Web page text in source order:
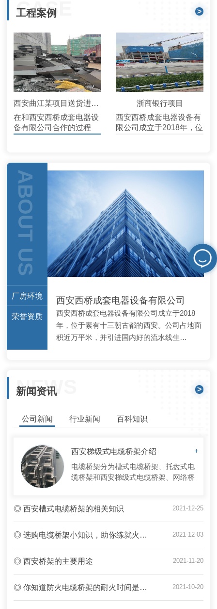
CASE
工程案例 >
西安曲江某项目送货进场...
在和西安西桥成套电器设
备有限公司合作的过程
浙商银行项目
西安西桥成套电器设备有
限公司成立于2018年，位
架，母线槽，配电箱等专
业厂家。 公司拥有...
ABOUT US
厂房环境
荣誉资质
西安西桥成套电器设备有限公司
西安西桥成套电器设备有限公司成立于2018
年，位于素有十三朝古都的西安。公司占地面
积近万平米，并引进国内好的流水线生…
NEWS
新闻资讯 >
公司新闻 行业新闻 百科知识
西安梯级式电缆桥架介绍
+
电缆桥架分为槽式电缆桥架、托盘式电
缆桥架和西安梯级式电缆桥架、网络桥
种建筑物和管廊支架上，体现结构简
单、造型美观、配置灵活和维修方便等
特点，全部零件均需进行镀锌处理，安
装在建筑物外露天的桥架，如果是在邻
缆桥架材质必...
◎ 西安槽式电缆桥架的相关知识 2021-12-25
◎ 选购电缆桥架小知识，助你练就火眼金睛 2021-12-03
◎ 西安桥架的主要用途 2021-11-20
◎ 你知道防火电缆桥架的耐火时间是多久吗？ 2021-10-20